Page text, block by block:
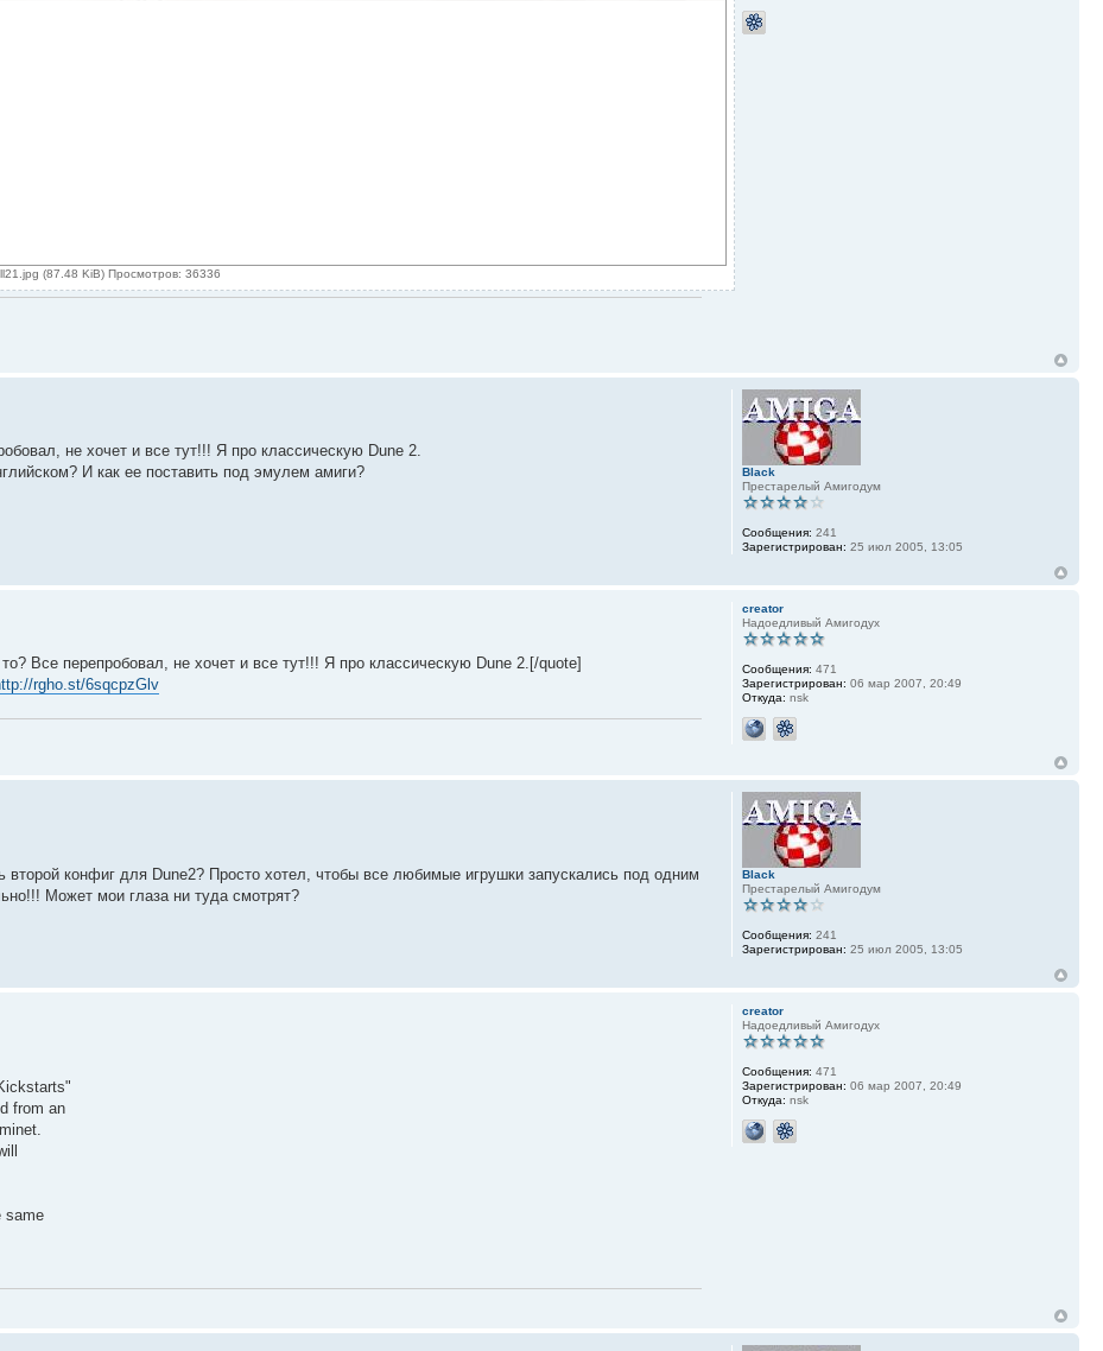
(87.48 KiB) Просмотров: 36336
не хочет и все тут!!! Я про классическую Dune 2.
И как ее поставить под эмулем амиги?
Black
Престарелый Амигодум
Сообщения: 241
Зарегистрирован: 25 июл 2005, 13:05
Все перепробовал, не хочет и все тут!!! Я про классическую Dune 2.[/quote]
rgho.st/6sqcpzGlv
creator
Надоедливый Амигодух
Сообщения: 471
Зарегистрирован: 06 мар 2007, 20:49
Откуда: nsk
конфиг для Dune2? Просто хотел, чтобы все любимые игрушки запускались под одним
Может мои глаза ни туда смотрят?
Black
Престарелый Амигодум
Сообщения: 241
Зарегистрирован: 25 июл 2005, 13:05
from an
same
creator
Надоедливый Амигодух
Сообщения: 471
Зарегистрирован: 06 мар 2007, 20:49
Откуда: nsk